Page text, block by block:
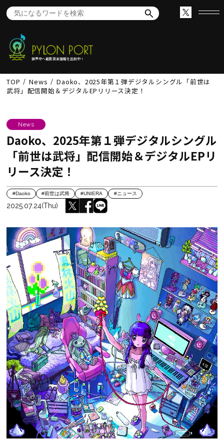
世界中へ最新音楽情報を出航中！
TOP News
Daoko、2025年第１弾デジタルシングル「前世は
武将」配信開始＆デジタルEPリリース決定！
News
Daoko、2025年第１弾デジタルシングル
「前世は武将」配信開始＆デジタルEPリ
リース決定！
#Daoko #前世は武将 #UNIERA #ニュース
2025.07.24(Thu)